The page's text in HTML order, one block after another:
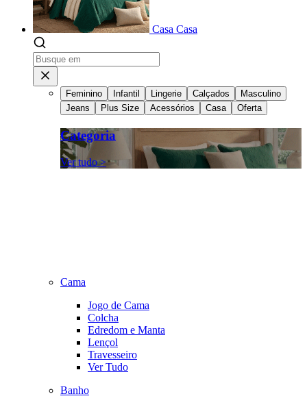
Casa Casa
Feminino Infantil Lingerie Calçados
Masculino
Jeans
Plus Size Acessórios Casa Oferta
Categoria
Ver tudo >
Cama
Jogo de Cama
Colcha
Edredom e Manta
Lençol
Travesseiro
Ver Tudo
Banho